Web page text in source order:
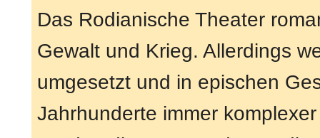
Das Rodianische Theater
Gewalt und Krieg. Allerdings
umgesetzt und in epischen
Jahrhunderte immer